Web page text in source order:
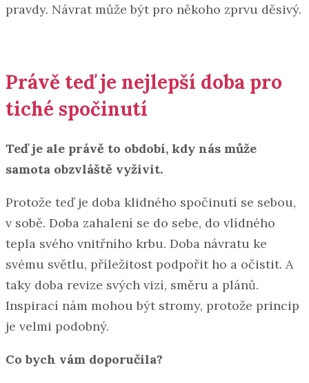
pravdy. Návrat může být pro někoho zprvu děsivý.
Právě teď je nejlepší doba pro
tiché spočinutí
Teď je ale právě to období, kdy nás může
samota obzvláště vyživit.
Protože teď je doba klidného spočinutí se sebou,
v sobě. Doba zahalení se do sebe, do vlídného
tepla svého vnitřního krbu. Doba návratu ke
svému světlu, příležitost podpořit ho a očistit. A
taky doba revize svých vizí, směru a plánů.
Inspirací nám mohou být stromy, protože princip
je velmi podobný.
Co bych vám doporučila?